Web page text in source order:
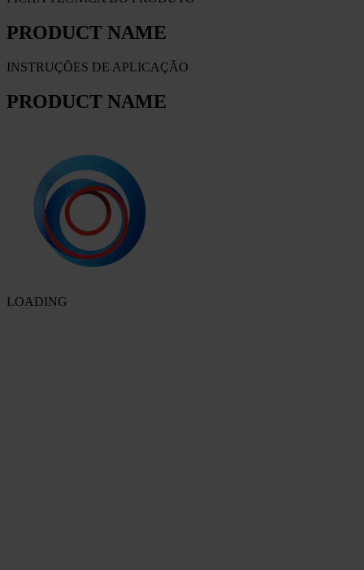
PRODUCT NAME
INSTRUÇÕES DE APLICAÇÃO
PRODUCT NAME
LOADING